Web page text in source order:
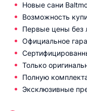
Новые cани
Возможность
Первые цены без
Официальное
Только
Полную
Эксклюзивные